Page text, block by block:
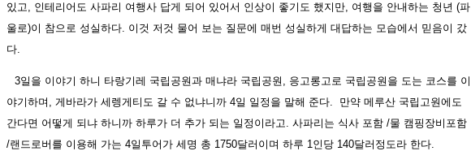
있고, 인테리어도 사파리 여행사 답게 되어 있어서 인상이 좋기도 했지만, 여행을 안내하는 청년 (파
울로)이 참으로 성실하다. 이것 저것 물어 보는 질문에 매번 성실하게 대답하는 모습에서 믿음이 갔
다.
3일을 이야기 하니 타랑기레 국립공원과 매냐라 국립공원, 응고롱고로 국립공원을 도는 코스를 이
야기하며, 게바라가 세렝게티도 갈 수 없냐니까 4일 일정을 말해 준다. 만약 메루산 국립고원에도
간다면 어떻게 되냐 하니까 하루가 더 추가 되는 일정이라고. 사파리는 식사 포함 /물 캠핑장비포함
/랜드로버를 이용해 가는 4일투어가 세명 총 1750달러이며 하루 1인당 140달러정도라 한다.